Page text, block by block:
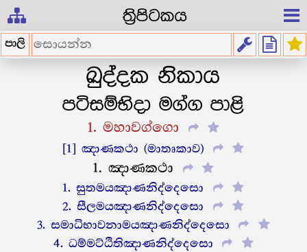
ත්‍රිපිටකය
පාලි
ඛුද්දක නිකාය
පටිසම්භිදා මග්ග පාළි
1. මහාවග්ගො
[1] ඤාණකථා (මාතෘකාව)
1. ඤාණකථා
1. සුතමයඤාණනිද්දෙසො
2. සීලමයඤාණනිද්දෙසො
3. සමාධිභාවනාමයඤාණනිද්දෙසො
4. ධම්මට්ඨිතිඤාණනිද්දෙසො